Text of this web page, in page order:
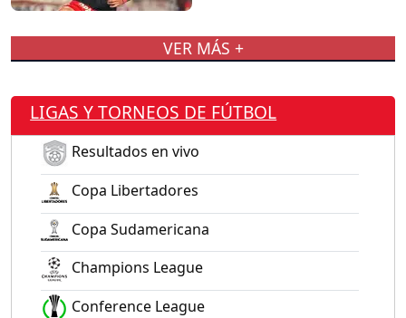
VER MÁS +
LIGAS Y TORNEOS DE FÚTBOL
Resultados en vivo
Copa Libertadores
Copa Sudamericana
Champions League
Conference League